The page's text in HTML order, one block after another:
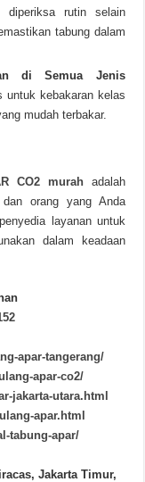
diperiksa rutin selain
tabung dalam
di Semua Jenis
untuk kebakaran kelas
mudah terbakar.
CO2 murahadalah
orang yang Anda
layanan untuk
dalam keadaan
apar-tangerang/
apar-co2/
jakarta-utara.html
apar.html
tabung-apar/
Jakarta Timur,